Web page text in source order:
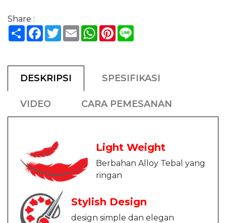
Share :
ShareFacebook
TwitterEmailWhatsApp
Pinterest
DESKRIPSI SPESIFIKASI
VIDEO CARA PEMESANAN
Light Weight
Berbahan Alloy Tebal yang
ringan
Stylish Design
design simple dan elegan